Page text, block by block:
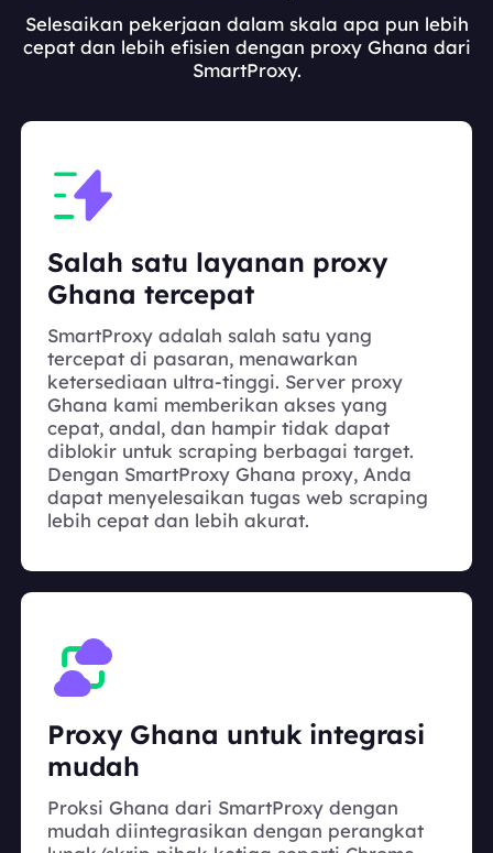
Selesaikan pekerjaan dalam skala apa pun lebih
cepat dan lebih efisien dengan proxy Ghana dari
SmartProxy.
Salah satu layanan proxy
Ghana tercepat
SmartProxy adalah salah satu yang
tercepat di pasaran, menawarkan
ketersediaan ultra-tinggi. Server proxy
Ghana kami memberikan akses yang
cepat, andal, dan hampir tidak dapat
diblokir untuk scraping berbagai target.
Dengan SmartProxy Ghana proxy, Anda
dapat menyelesaikan tugas web scraping
lebih cepat dan lebih akurat.
Proxy Ghana untuk integrasi
mudah
Proksi Ghana dari SmartProxy dengan
mudah diintegrasikan dengan perangkat